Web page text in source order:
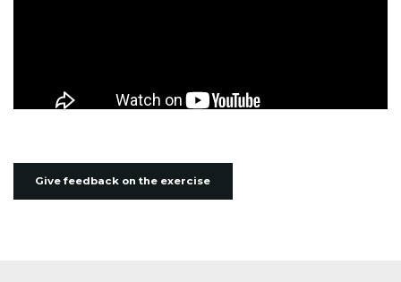
Give feedback on the exercise